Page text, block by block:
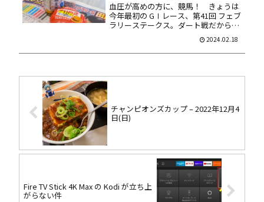
血圧が高めの方に、競馬！ きょうは
今年最初の GⅠレース、第41回 フェブ
ラリーステークス。ダート戦だから堅
調気配だな。 4. ドゥラエレーデ 5. オ
メガギネス 11. キングズソード 14. ウ
ィルソンテソーロ 15. ドンフランキー
2024.02.18
チャンピオンズカップ – 2022年12月4
日(日)
Fire TV Stick 4K Max の Kodi が立ち上
がらない件